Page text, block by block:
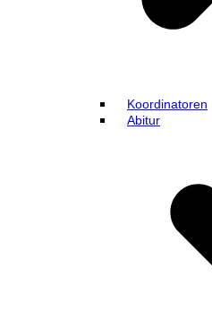
Koordinatoren
Abitur